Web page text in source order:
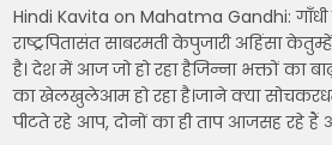
k
Hindi Kavita on Mahatma Gandhi: गाँधी
राष्ट्रपितासंत साबरमती केपुजारी अहिंसा
है। देश में आज जो हो रहा हैजिन्ना भक्तों का
का खेलखुलेआम हो रहा है।जाने क्या सोचकरधर्म
पीटते रहे आप, दोनों का ही ताप आजसह रहे